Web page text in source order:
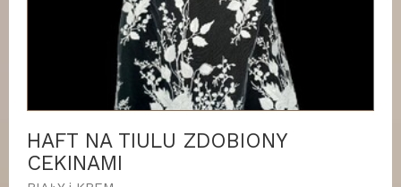
HAFT NA TIULU ZDOBIONY
CEKINAMI